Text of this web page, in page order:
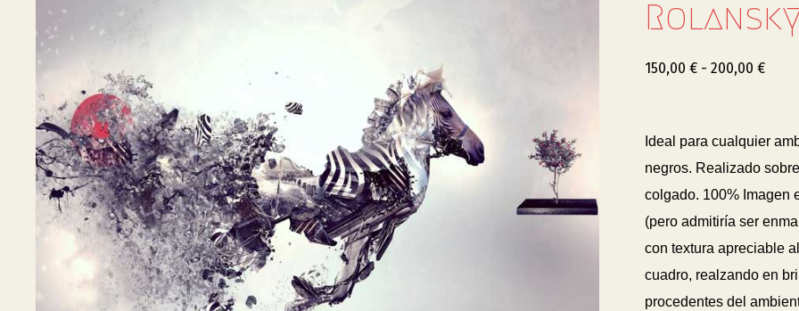
150,00 € - 200,00 €
Ideal para cualquier
negros. Realizado
colgado. 100% Imagen
(pero admitiría ser
con textura apreciable
cuadro, realzando en
procedentes del